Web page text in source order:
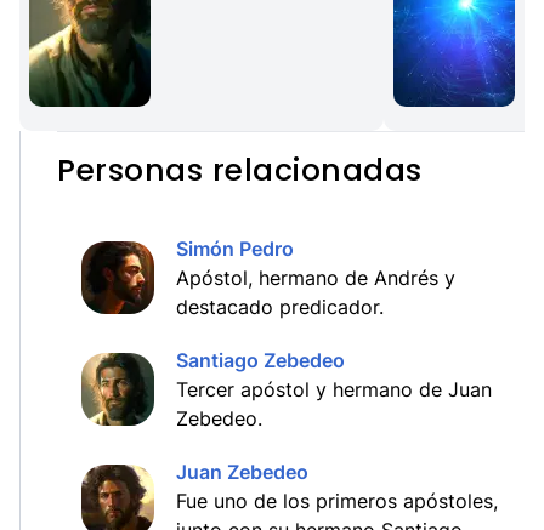
Personas relacionadas
Simón Pedro
Apóstol, hermano de Andrés y
destacado predicador.
Santiago Zebedeo
Tercer apóstol y hermano de Juan
Zebedeo.
Juan Zebedeo
Fue uno de los primeros apóstoles,